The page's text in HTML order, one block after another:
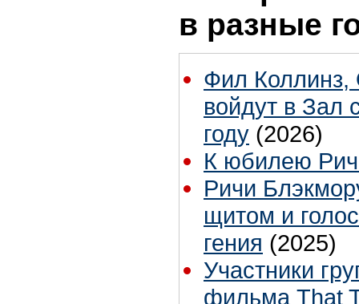
в разные
Фил Коллинз,
войдут в Зал
году (2026)
К юбилею
Ричи
щитом и
гения (2025)
Участники
фильма That